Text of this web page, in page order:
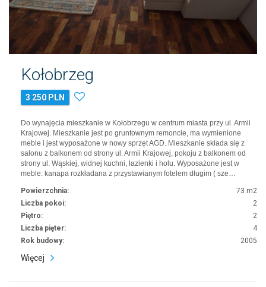
Kołobrzeg
3 250 PLN
Do wynajęcia mieszkanie w Kołobrzegu w centrum miasta przy ul. Armii
Krajowej. Mieszkanie jest po gruntownym remoncie, ma wymienione
meble i jest wyposażone w nowy sprzęt AGD. Mieszkanie składa się z
salonu z balkonem od strony ul. Armii Krajowej, pokoju z balkonem od
strony ul. Wąskiej, widnej kuchni, łazienki i holu. Wyposażone jest w
meble: kanapa rozkładana z przystawianym fotelem długim ( sze…
Powierzchnia:
73 m2
Liczba pokoi:
2
Piętro:
2
Liczba pięter:
4
Rok budowy:
2005
Więcej